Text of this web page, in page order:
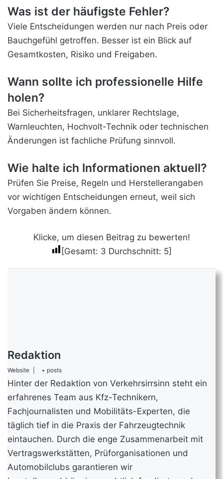
Was ist der häufigste Fehler?
Viele Entscheidungen werden nur nach Preis oder
Bauchgefühl getroffen. Besser ist ein Blick auf
Gesamtkosten, Risiko und Freigaben.
Wann sollte ich professionelle Hilfe
holen?
Bei Sicherheitsfragen, unklarer Rechtslage,
Warnleuchten, Hochvolt-Technik oder technischen
Änderungen ist fachliche Prüfung sinnvoll.
Wie halte ich Informationen aktuell?
Prüfen Sie Preise, Regeln und Herstellerangaben
vor wichtigen Entscheidungen erneut, weil sich
Vorgaben ändern können.
Klicke, um diesen Beitrag zu bewerten!
[Gesamt: 3 Durchschnitt: 5]
Redaktion
Website + posts
Hinter der Redaktion von Verkehrsirrsinn steht ein
erfahrenes Team aus Kfz-Technikern,
Fachjournalisten und Mobilitäts-Experten, die
täglich tief in die Praxis der Fahrzeugtechnik
eintauchen. Durch die enge Zusammenarbeit mit
Vertragswerkstätten, Prüforganisationen und
Automobilclubs garantieren wir